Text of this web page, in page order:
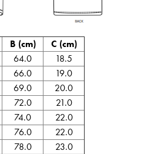
B (cm)
C (cm)
64.0
18.5
66.0
19.0
69.0
20.0
72.0
21.0
74.0
22.0
76.0
22.0
78.0
23.0